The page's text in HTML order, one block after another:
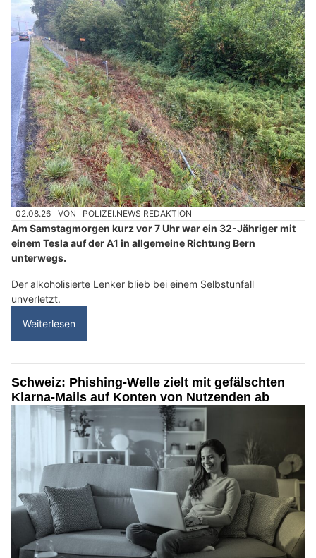
02.08.26 VON POLIZEI.NEWS REDAKTION
Am Samstagmorgen kurz vor 7 Uhr war ein 32-Jähriger mit
einem Tesla auf der A1 in allgemeine Richtung Bern
unterwegs.
Der alkoholisierte Lenker blieb bei einem Selbstunfall
unverletzt.
Weiterlesen
Schweiz: Phishing-Welle zielt mit gefälschten
Klarna-Mails auf Konten von Nutzenden ab